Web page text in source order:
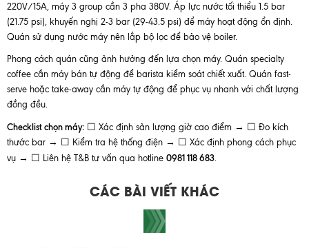
220V/15A, máy 3 group cần 3 pha 380V. Áp lực nước tối thiểu 1.5 bar
(21.75 psi), khuyến nghị 2-3 bar (29-43.5 psi) để máy hoạt động ổn định.
Quán sử dụng nước máy nên lắp bộ lọc để bảo vệ boiler.
Phong cách quán cũng ảnh hưởng đến lựa chọn máy. Quán specialty
coffee cần máy bán tự động để barista kiểm soát chiết xuất. Quán fast-
serve hoặc take-away cần máy tự động để phục vụ nhanh với chất lượng
đồng đều.
Checklist chọn máy: ☐ Xác định sản lượng giờ cao điểm → ☐ Đo kích
thước bar → ☐ Kiểm tra hệ thống điện → ☐ Xác định phong cách phục
vụ → ☐ Liên hệ T&B tư vấn qua hotline 0981 118 683.
CÁC BÀI VIẾT KHÁC